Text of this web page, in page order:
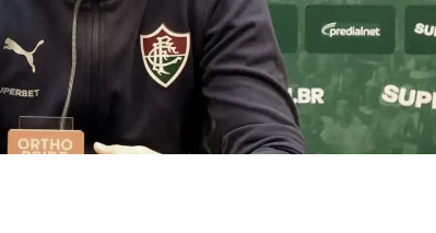
X Palmeiras — Oitavas Copa do Brasil 2026: Palpites, Odds e
anuncia escalação para confronto decisivo contra o Vasco
NOTÍCIAS